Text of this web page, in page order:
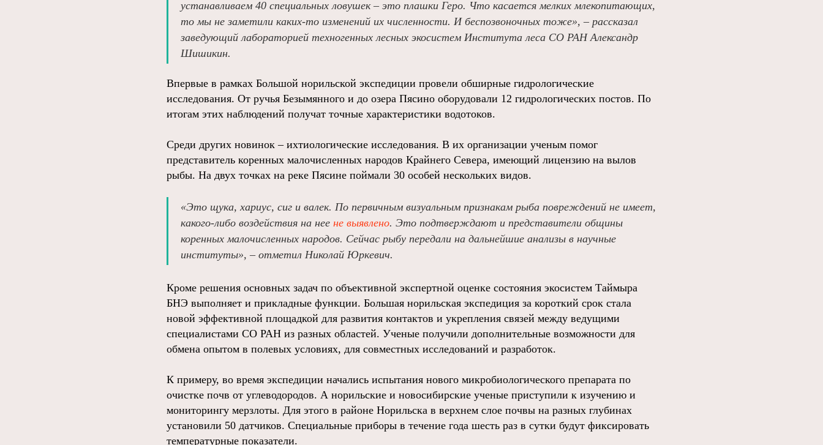
устанавливаем 40 специальных ловушек – это плашки Геро. Что касается мелких млекопитающих,
то мы не заметили каких-то изменений их численности. И беспозвоночных тоже», – рассказал
заведующий лабораторией техногенных лесных экосистем Института леса СО РАН Александр
Шишикин.
Впервые в рамках Большой норильской экспедиции провели обширные гидрологические
исследования. От ручья Безымянного и до озера Пясино оборудовали 12 гидрологических постов. По
итогам этих наблюдений получат точные характеристики водотоков.
Среди других новинок – ихтиологические исследования. В их организации ученым помог
представитель коренных малочисленных народов Крайнего Севера, имеющий лицензию на вылов
рыбы. На двух точках на реке Пясине поймали 30 особей нескольких видов.
«Это щука, хариус, сиг и валек. По первичным визуальным признакам рыба повреждений не имеет,
какого-либо воздействия на нее не выявлено. Это подтверждают и представители общины
коренных малочисленных народов. Сейчас рыбу передали на дальнейшие анализы в научные
институты», – отметил Николай Юркевич.
Кроме решения основных задач по объективной экспертной оценке состояния экосистем Таймыра
БНЭ выполняет и прикладные функции. Большая норильская экспедиция за короткий срок стала
новой эффективной площадкой для развития контактов и укрепления связей между ведущими
специалистами СО РАН из разных областей. Ученые получили дополнительные возможности для
обмена опытом в полевых условиях, для совместных исследований и разработок.
К примеру, во время экспедиции начались испытания нового микробиологического препарата по
очистке почв от углеводородов. А норильские и новосибирские ученые приступили к изучению и
мониторингу мерзлоты. Для этого в районе Норильска в верхнем слое почвы на разных глубинах
установили 50 датчиков. Специальные приборы в течение года шесть раз в сутки будут фиксировать
температурные показатели.